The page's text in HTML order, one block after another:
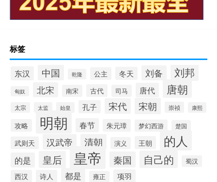
标签
东汉 中国 乾隆 公主 冬天 刘备 刘邦
匈奴 北宋 南宋 古代 司马 唐代 唐朝
太宗 太监 始皇 孔子 宋代 宋朝 崇祯 康熙
攻略 明朝 春节 朱元璋 梦幻西游 楚国
武则天 汉武帝 清朝 演义 王朝 的人
的是 皇后 皇帝 秦国 自己的 蜀汉
西汉 诗人 都是 雍正 项羽